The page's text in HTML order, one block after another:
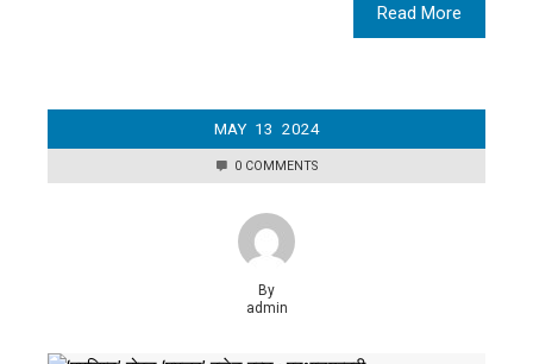
Read More
MAY 13 2024
0 COMMENTS
By
admin